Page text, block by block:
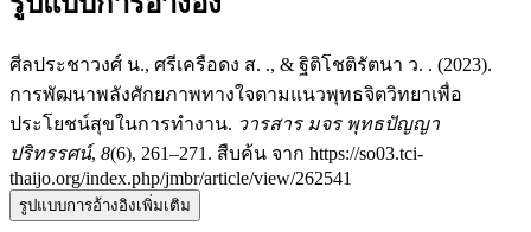
ศีลประชาวงศ์ น., ศรีเครือดง ส. ., & ฐิติโชติรัตนา ว. . (2023).
การพัฒนาพลังศักยภาพทางใจตามแนวพุทธจิตวิทยาเพื่อ
ประโยชน์สุขในการทำงาน. วารสาร มจร พุทธปัญญา
ปริทรรศน์, 8(6), 261–271. สืบค้น จาก https://so03.tci-
thaijo.org/index.php/jmbr/article/view/262541
รูปแบบการอ้างอิงเพิ่มเติม